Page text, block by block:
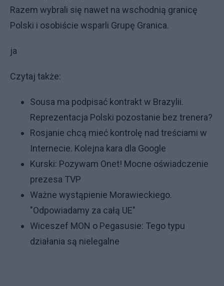
Razem wybrali się nawet na wschodnią granicę
Polski i osobiście wsparli Grupę Granica.
ja
Czytaj także:
Sousa ma podpisać kontrakt w Brazylii.
Reprezentacja Polski pozostanie bez trenera?
Rosjanie chcą mieć kontrolę nad treściami w
Internecie. Kolejna kara dla Google
Kurski: Pozywam Onet! Mocne oświadczenie
prezesa TVP
Ważne wystąpienie Morawieckiego.
"Odpowiadamy za całą UE"
Wiceszef MON o Pegasusie: Tego typu
działania są nielegalne